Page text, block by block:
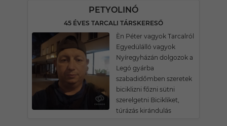
PETYOLINÓ
45 ÉVES TARCALI TÁRSKERESŐ
Èn Péter vagyok Tarcalról
Egyedülálló vagyok
Nyíregyházán dolgozok a
Legó gyárba
szabadidőmben szeretek
biciklizni főzni sütni
szerelgetni Bicikliket,
túrázás kirándulás